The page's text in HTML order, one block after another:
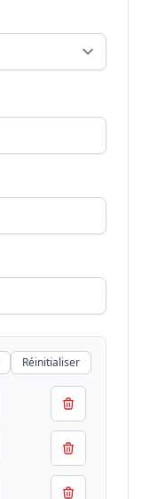
Réinitialiser